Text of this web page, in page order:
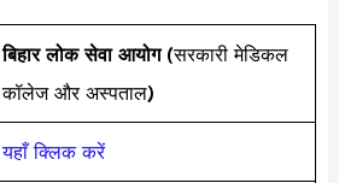
बिहार लोक सेवा आयोग(सरकारी मेडिकल
कॉलेज और अस्पताल)
यहाँ क्लिक करें